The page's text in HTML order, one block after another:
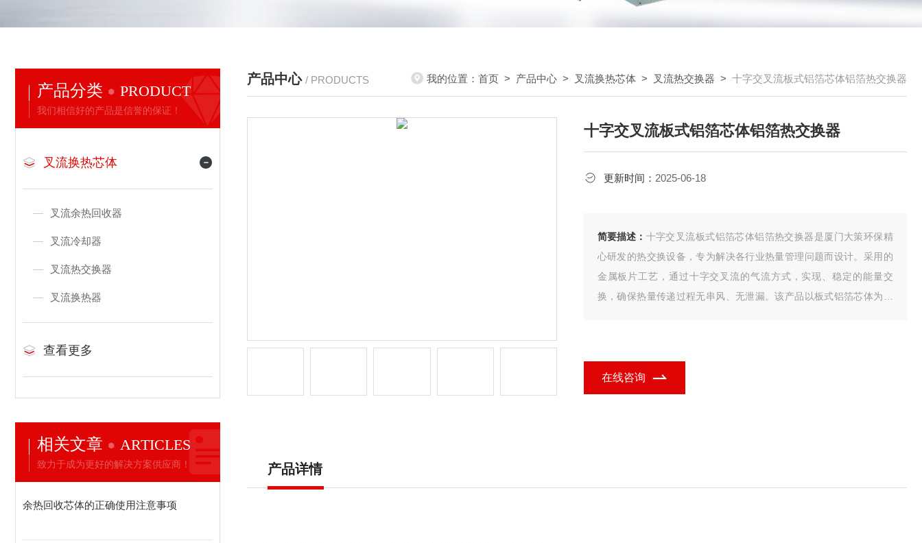
产品分类 PRODUCT
我们相信好的产品是信誉的保证！
叉流换热芯体
叉流余热回收器
叉流冷却器
叉流热交换器
叉流换热器
查看更多
相关文章 ARTICLES
致力于成为更好的解决方案供应商！
余热回收芯体的正确使用注意事项
产品中心 / PRODUCTS 我的位置： 首页 > 产品中心 > 叉流换热芯体 > 叉流热交换器 > 十字交叉流板式铝箔芯体铝箔热交换器
十字交叉流板式铝箔芯体铝箔热交换器
更新时间： 2025-06-18
简要描述： 十字交叉流板式铝箔芯体铝箔热交换器是厦门大策环保精
心研发的热交换设备，专为解决各行业热量管理问题而设计。采用的
金属板片工艺，通过十字交叉流的气流方式，实现、稳定的能量交
换，确保热量传递过程无串风、无泄漏。该产品以板式铝箔芯体为核
在线咨询
产品详情